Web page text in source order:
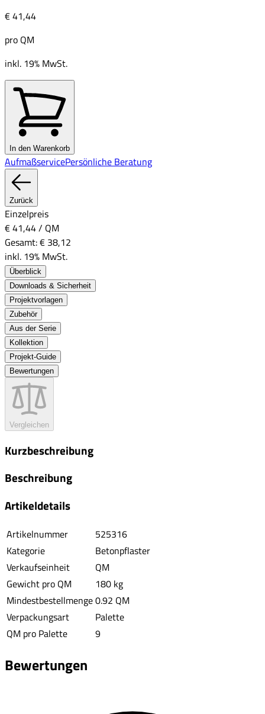
€ 41,44
pro QM
inkl. 19% MwSt.
In den Warenkorb
AufmaßservicePersönliche Beratung
Zurück
Einzelpreis
€ 41,44/ QM
Gesamt:€ 38,12
inkl. 19% MwSt.
Überblick
Downloads & Sicherheit
Projektvorlagen
Zubehör
Aus der Serie
Kollektion
Projekt-Guide
Bewertungen
Vergleichen
Kurzbeschreibung
Beschreibung
Artikeldetails
Artikelnummer
525316
Kategorie
Betonpflaster
Verkaufseinheit
QM
Gewicht pro QM
180 kg
Mindestbestellmenge0.92 QM
Verpackungsart
Palette
QM pro Palette
9
Bewertungen